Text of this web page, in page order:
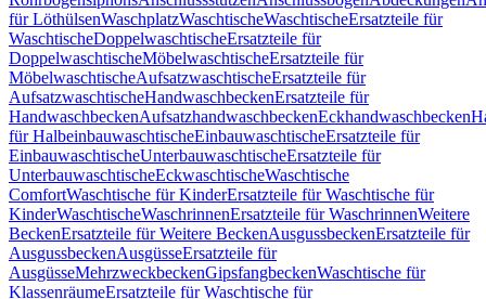
für LöthülsenWaschplatzWaschtischeWaschtischeErsatzteile für
WaschtischeDoppelwaschtischeErsatzteile für
DoppelwaschtischeMöbelwaschtischeErsatzteile für
MöbelwaschtischeAufsatzwaschtischeErsatzteile für
AufsatzwaschtischeHandwaschbeckenErsatzteile für
HandwaschbeckenAufsatzhandwaschbeckenEckhandwaschbecken
für HalbeinbauwaschtischeEinbauwaschtischeErsatzteile für
EinbauwaschtischeUnterbauwaschtischeErsatzteile für
UnterbauwaschtischeEckwaschtischeWaschtische
ComfortWaschtische für KinderErsatzteile für Waschtische für
KinderWaschtischeWaschrinnenErsatzteile für WaschrinnenWeitere
BeckenErsatzteile für Weitere BeckenAusgussbeckenErsatzteile für
AusgussbeckenAusgüsseErsatzteile für
AusgüsseMehrzweckbeckenGipsfangbeckenWaschtische für
KlassenräumeErsatzteile für Waschtische für